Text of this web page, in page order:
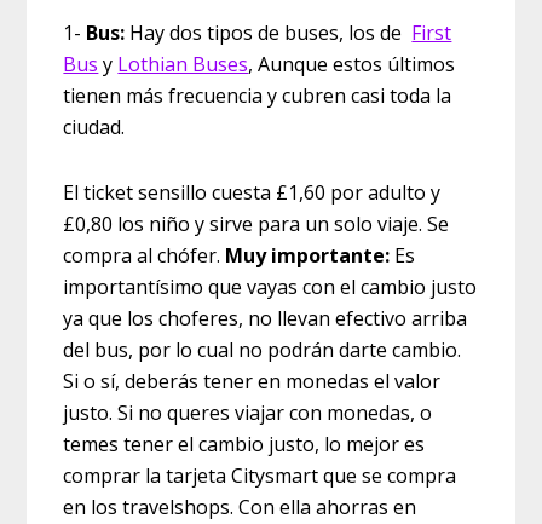
1- Bus: Hay dos tipos de buses, los de First
Bus y Lothian Buses, Aunque estos últimos
tienen más frecuencia y cubren casi toda la
ciudad.
El ticket sensillo cuesta £1,60 por adulto y
£0,80 los niño y sirve para un solo viaje. Se
compra al chófer. Muy importante: Es
importantísimo que vayas con el cambio justo
ya que los choferes, no llevan efectivo arriba
del bus, por lo cual no podrán darte cambio.
Si o sí, deberás tener en monedas el valor
justo. Si no queres viajar con monedas, o
temes tener el cambio justo, lo mejor es
comprar la tarjeta Citysmart que se compra
en los travelshops. Con ella ahorras en